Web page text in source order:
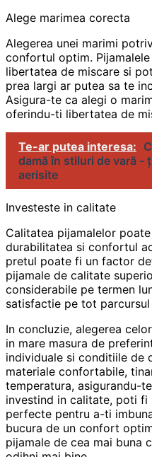
Alege marimea corecta
Alegerea unei marimi
confortul optim.
libertatea de miscare si
prea largi ar putea sa te
Asigura-te ca alegi o
oferindu-ti libertatea de
Te-ar putea interesa:
damă în stiluri de vară -
aerisite
Investeste in calitate
Calitatea pijamalelor
durabilitatea si confortul
pretul poate fi un factor
pijamale de calitate
considerabile pe termen
satisfactie pe tot
In concluzie, alegerea
in mare masura de
individuale si conditiile de
materiale confortabile,
temperatura, asigurandu-
investind in calitate, poti fi
perfecte pentru a-ti
bucura de un confort
pijamale de cea mai buna